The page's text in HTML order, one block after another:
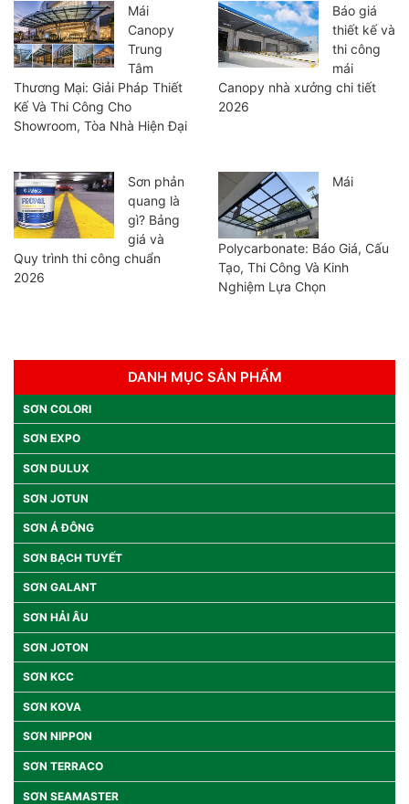
Mái
Canopy
Trung
Tâm
Thương Mại: Giải Pháp Thiết
Kế Và Thi Công Cho
Showroom, Tòa Nhà Hiện Đại
Báo giá
thiết kế và
thi công
mái
Canopy nhà xưởng chi tiết
2026
Sơn phản
quang là
gì? Bảng
giá và
Quy trình thi công chuẩn
2026
Mái
Polycarbonate: Báo Giá, Cấu
Tạo, Thi Công Và Kinh
Nghiệm Lựa Chọn
DANH MỤC SẢN PHẨM
SƠN COLORI
SƠN EXPO
SƠN DULUX
SƠN JOTUN
SƠN Á ĐÔNG
SƠN BẠCH TUYẾT
SƠN GALANT
SƠN HẢI ÂU
SƠN JOTON
SƠN KCC
SƠN KOVA
SƠN NIPPON
SƠN TERRACO
SƠN SEAMASTER